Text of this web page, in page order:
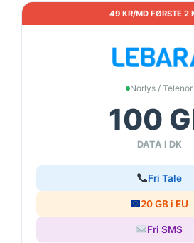
49 KR/MD FØRSTE 2
Norlys / Telenor
100
DATA I DK
Fri Tale
20 GB i EU
Fri SMS